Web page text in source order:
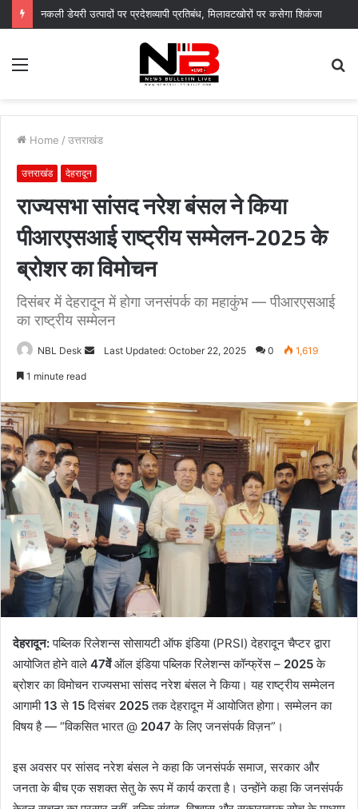
नकली डेयरी उत्पादों पर प्रदेशव्यापी प्रतिबंध, मिलावटखोरों पर कसेगा शिकंजा
Menu
Home / उत्तराखंड
उत्तराखंड देहरादून
राज्यसभा सांसद नरेश बंसल ने किया
पीआरएसआई राष्ट्रीय सम्मेलन-2025 के
ब्रोशर का विमोचन
दिसंबर में देहरादून में होगा जनसंपर्क का महाकुंभ — पीआरएसआई
का राष्ट्रीय सम्मेलन
NBL Desk
SendLast Updated: October 22, 2025 0 1,619
1 minute read
देहरादून:पब्लिक रिलेशन्स सोसायटी ऑफ इंडिया (PRSI) देहरादून चैप्टर द्वारा
आयोजित होने वाले 47वेंऑल इंडिया पब्लिक रिलेशन्स कॉन्फ्रेंस – 2025के
ब्रोशर का विमोचन राज्यसभा सांसद नरेश बंसल ने किया। यह राष्ट्रीय सम्मेलन
आगामी13 से15दिसंबर 2025तक देहरादून में आयोजित होगा। सम्मेलन का
विषय है — “विकसित भारत @ 2047 के लिए जनसंपर्क विज़न”।
इस अवसर पर सांसद नरेश बंसल ने कहा कि जनसंपर्क समाज, सरकार और
जनता के बीच एक सशक्त सेतु के रूप में कार्य करता है। उन्होंने कहा कि जनसंपर्क